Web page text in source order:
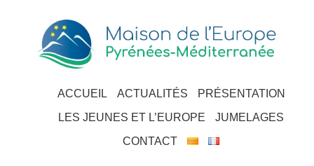
ACCUEIL ACTUALITÉS
PRÉSENTATION
LES JEUNES ET L’EUROPE
JUMELAGES
CONTACT